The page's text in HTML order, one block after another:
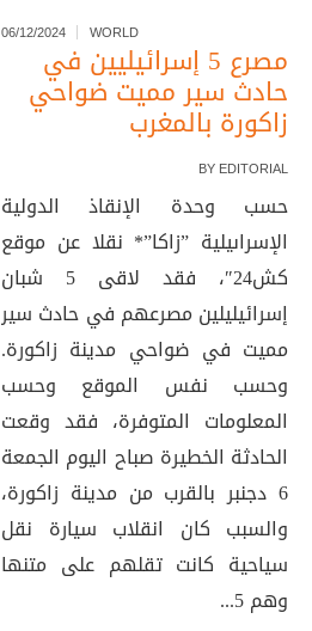
06/12/2024 WORLD
مصرع 5 إسرائيليين في
حادث سير مميت ضواحي
زاكورة بالمغرب
BY EDITORIAL
حسب وحدة الإنقاذ الدولية
الإسراىيلية ”زاكا”* نقلا عن موقع
كش24″، فقد لاقى 5 شبان
إسرائيليلين مصرعهم في حادث سير
مميت في ضواحي مدينة زاكورة.
وحسب نفس الموقع وحسب
المعلومات المتوفرة، فقد وقعت
الحادثة الخطيرة صباح اليوم الجمعة
6 دجنبر بالقرب من مدينة زاكورة،
والسبب كان انقلاب سيارة نقل
سياحية كانت تقلهم على متنها
وهم 5...